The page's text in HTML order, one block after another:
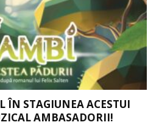
ÎN STAGIUNEA ACESTUI
AMBASADORII!